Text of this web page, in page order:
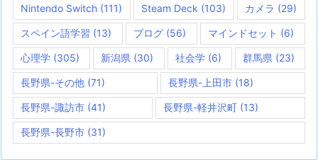
Nintendo Switch (111) Steam Deck (103) カメラ (29)
スペイン語学習 (13) ブログ (56) マインドセット (6)
心理学 (305) 新潟県 (30) 社会学(6) 群馬県 (23)
長野県-その他 (71) 長野県-上田市(18)
長野県-諏訪市 (41) 長野県-軽井沢町 (13)
長野県-長野市 (31)